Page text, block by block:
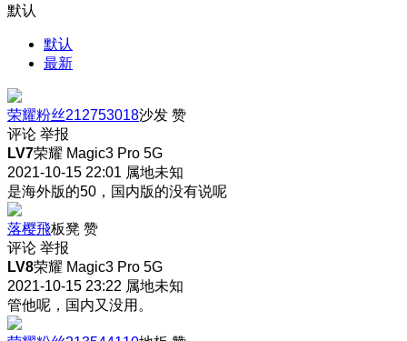
默认
默认
最新
荣耀粉丝212753018沙发 赞
评论 举报
LV7荣耀 Magic3 Pro 5G
2021-10-15 22:01 属地未知
是海外版的50，国内版的没有说呢
落樱飛板凳 赞
评论 举报
LV8荣耀 Magic3 Pro 5G
2021-10-15 23:22 属地未知
管他呢，国内又没用。